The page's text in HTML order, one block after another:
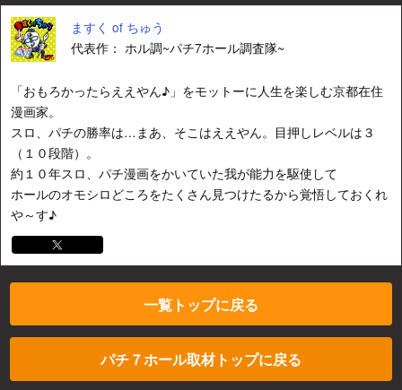
ますく of ちゅう
代表作： ホル調~パチ7ホール調査隊~
「おもろかったらええやん♪」をモットーに人生を楽しむ京都在住
漫画家。
スロ、パチの勝率は…まあ、そこはええやん。目押しレベルは３
（１０段階）。
約１０年スロ、パチ漫画をかいていた我が能力を駆使して
ホールのオモシロどころをたくさん見つけたるから覚悟しておくれ
や～す♪
一覧トップに戻る
パチ７ホール取材トップに戻る